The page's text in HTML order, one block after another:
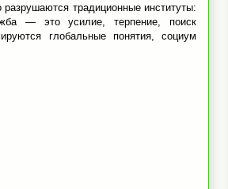
традиционные институты:
— это усилие, терпение, поиск
глобальные понятия, социум